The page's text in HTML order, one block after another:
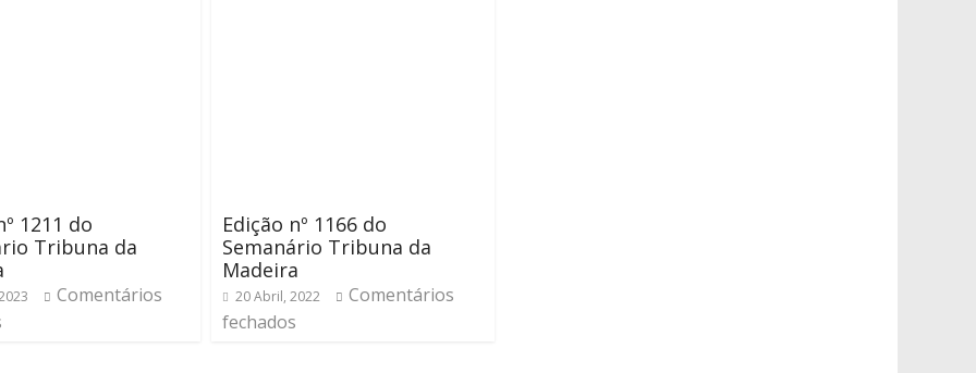
1211 do
Tribuna da
Comentários
Edição nº 1166 do
Semanário Tribuna da
Madeira
20 Abril, 2022
Comentários
fechados